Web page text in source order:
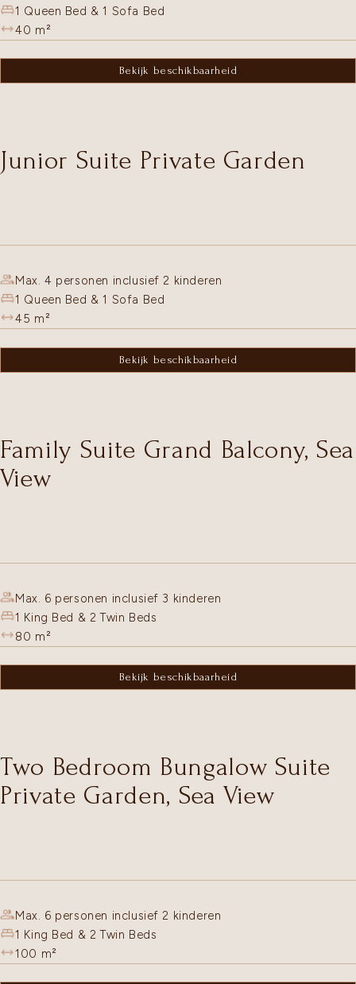
1 Queen Bed & 1 Sofa Bed
40 m²
Bekijk beschikbaarheid
Junior Suite Private Garden
Max. 4 personen inclusief 2 kinderen
1 Queen Bed & 1 Sofa Bed
45 m²
Bekijk beschikbaarheid
Family Suite Grand Balcony, Sea
View
Max. 6 personen inclusief 3 kinderen
1 King Bed & 2 Twin Beds
80 m²
Bekijk beschikbaarheid
Two Bedroom Bungalow Suite
Private Garden, Sea View
Max. 6 personen inclusief 2 kinderen
1 King Bed & 2 Twin Beds
100 m²